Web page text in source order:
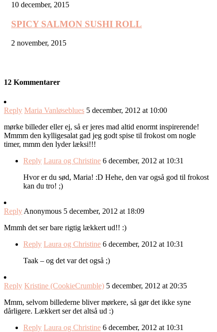
10 december, 2015
SPICY SALMON SUSHI ROLL
2 november, 2015
12 Kommentarer
Reply Maria Vanløseblues 5 december, 2012 at 10:00
mørke billeder eller ej, så er jeres mad altid enormt inspirerende!
Mmmm den kylligesalat gad jeg godt spise til frokost om nogle
timer, mmm den lyder læksi!!!
Reply Laura og Christine 6 december, 2012 at 10:31
Hvor er du sød, Maria! :D Hehe, den var også god til frokost
kan du tro! ;)
Reply Anonymous 5 december, 2012 at 18:09
Mmmh det ser bare rigtig lækkert ud!! :)
Reply Laura og Christine 6 december, 2012 at 10:31
Taak – og det var det også ;)
Reply Kristine (CookieCrumble) 5 december, 2012 at 20:35
Mmm, selvom billederne bliver mørkere, så gør det ikke syne
dårligere. Lækkert ser det altså ud :)
Reply Laura og Christine 6 december, 2012 at 10:31